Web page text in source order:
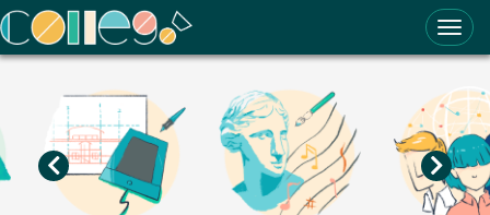
ColleGo! 大學選才與高中育才輔助系統